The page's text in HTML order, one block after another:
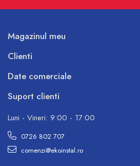
Magazinul meu
Clienti
Date comerciale
Suport clienti
Luni - Vineri: 9:00 - 17:00
0726 802 707
comenzi@ekoinstal.ro